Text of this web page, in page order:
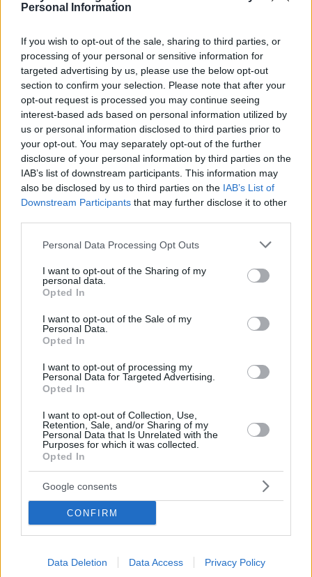
Personal Information
If you wish to opt-out of the sale, sharing to third parties, or
processing of your personal or sensitive information for
targeted advertising by us, please use the below opt-out
section to confirm your selection. Please note that after your
opt-out request is processed you may continue seeing
interest-based ads based on personal information utilized by
us or personal information disclosed to third parties prior to
your opt-out. You may separately opt-out of the further
disclosure of your personal information by third parties on the
IAB’s list of downstream participants. This information may
also be disclosed by us to third parties on the IAB’s List of
Downstream Participants that may further disclose it to other
Please note that this website/app uses one or more Google
not limited to your visit or usage behaviour. You may click to
grant or deny consent to Google and its third-party tags to
use your data for below specified purposes in below Google
consent section.
Personal Data Processing Opt Outs
I want to opt-out of the Sharing of my
personal data.
Opted In
I want to opt-out of the Sale of my
Personal Data.
Opted In
I want to opt-out of processing my
Personal Data for Targeted Advertising.
Opted In
I want to opt-out of Collection, Use,
Retention, Sale, and/or Sharing of my
Personal Data that Is Unrelated with the
Purposes for which it was collected.
Opted In
Google consents
CONFIRM
Data Deletion Data Access Privacy Policy
veröffentlicht wurden, deuteten auf ein knappes Rennen hin,
ausgingen, was die politischen Spannungen weiter verstärkte.
Das traditionelle Machtgleichgewicht schien sich zu
verschieben und eine bedeutende politische Neuausrichtung
wurde zu einer realistischen Möglichkeit.
Internationale Aufmerksamkeit und geopolitisches Gewicht
Auch das internationale Interesse an der Wahl war
ungewöhnlich groß. Aufgrund der außenpolitischen
Ausrichtung Ungarns – insbesondere seiner Beziehungen zur
EU, zu Russland und zu Konfliktgebieten – wurden die
Ereignisse von mehreren ausländischen Akteuren
aufmerksam verfolgt. Sogar der US-Präsident selbst hat sich
Während des gesamten Wahlkampfes wurde immer wieder
Auswirkungen haben könnte, sondern auch auf europäischer
und globaler Ebene.
FOLGEN SIE UNS HEUTE: Ungarn-Wahl
2026: HEUTE - Minute für Minute
Zusammenfassung
Die Wahl 2026 war in jeder Hinsicht bemerkenswert: Sie war
und historische Einsätze gekennzeichnet.
Die Wahlbeteiligung war so hoch wie nie zuvor, während die
Politiker klare und oft radikale Visionen für die Zukunft
skizzierten.
Die folgende Analyse zeigt, in welche Richtung die
Wahlergebnisse das politische System Ungarns verändern
werden – doch es ist bereits klar, dass das Land an der
Schwelle zu einer neuen Ära steht. Es wird ein Zwei- oder
linken Parteien nicht mehr vertreten sein werden.